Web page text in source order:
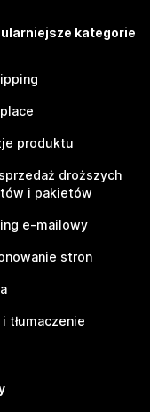
kategorie
produktu
droższych
i pakietów
e-mailowy
stron
tłumaczenie